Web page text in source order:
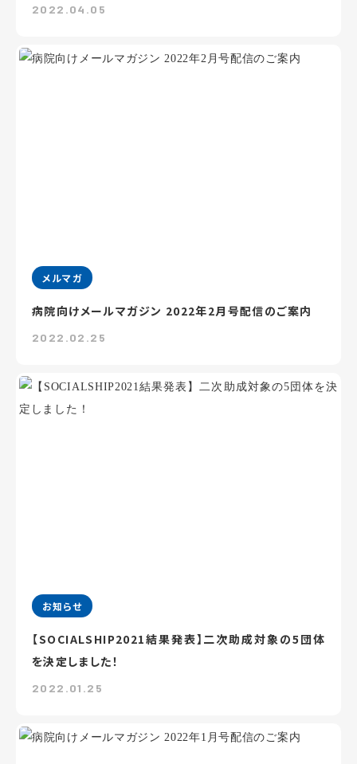
2022.04.05
メルマガ
病院向けメールマガジン 2022年2月号配信のご案内
2022.02.25
お知らせ
【SOCIALSHIP2021結果発表】二次助成対象の5団体
を決定しました！
2022.01.25